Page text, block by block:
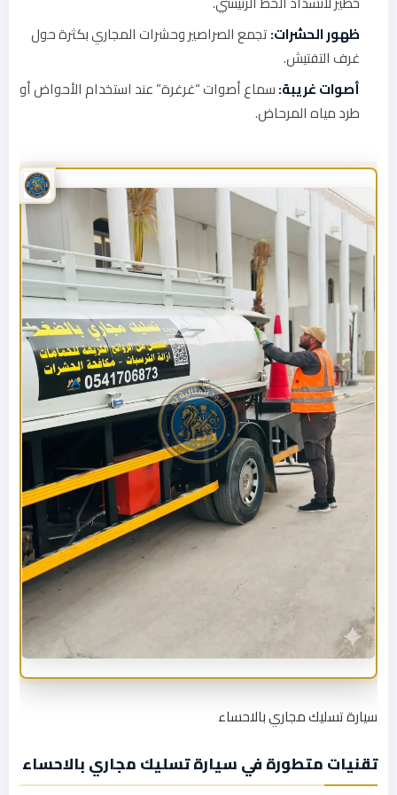
ظهور الحشرات:تجمع الصراصير وحشرات المجاري بكثرة حول
غرف التفتيش.
أصوات غريبة:سماع أصوات “غرغرة” عند استخدام الأحواض أو
طرد مياه المرحاض.
سيارة تسليك مجاري بالاحساء
تقنيات متطورة في سيارة تسليك مجاري بالاحساء